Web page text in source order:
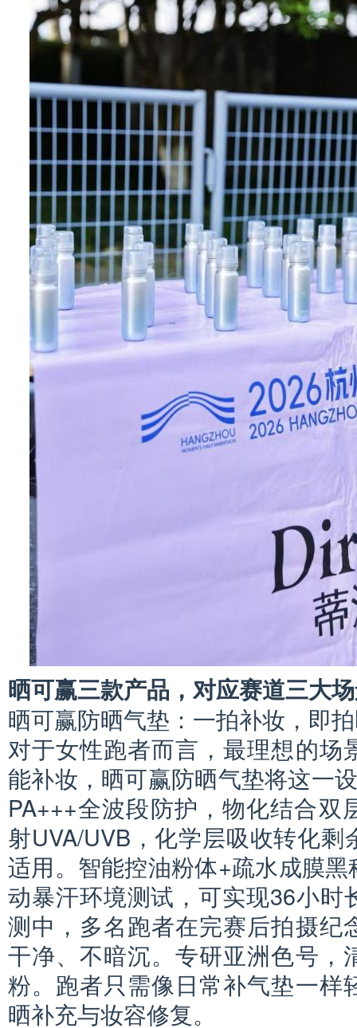
晒可赢三款产品，对应赛道三大
晒可赢防晒气垫：一拍补妆，即
对于女性跑者而言，最理想的场
能补妆，晒可赢防晒气垫将这一
PA+++全波段防护，物化结合双
射UVA/UVB，化学层吸收转化
适用。智能控油粉体+疏水成膜
动暴汗环境测试，可实现36小时
测中，多名跑者在完赛后拍摄纪
干净、不暗沉。专研亚洲色号，
粉。跑者只需像日常补气垫一样
晒补充与妆容修复。